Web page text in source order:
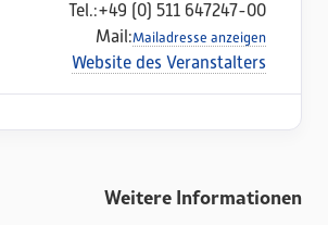
Tel.:+49 (0) 511 647247-00
Mail:Mailadresse anzeigen
Website des Veranstalters
Weitere Informationen